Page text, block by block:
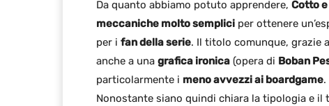
Da quanto abbiamo potuto apprendere, Cotto
meccaniche molto semplici per ottenere
per i fan della serie. Il titolo comunque, grazie
anche a una grafica ironica (opera di Boban
particolarmente i meno avvezzi ai boardgame.
Nonostante siano quindi chiara la tipologia e